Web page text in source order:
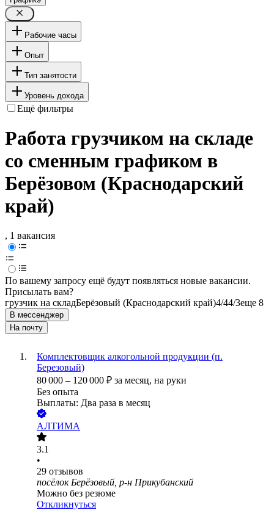
Рабочие часы
Опыт
Тип занятости
Уровень дохода
Ещё фильтры
Работа грузчиком на складе
со сменным графиком в
Берёзовом (Краснодарский
край)
, 1 вакансия
По вашему запросу ещё будут появляться новые вакансии.
Присылать вам?
грузчик на складБерёзовый (Краснодарский край)4/44/3еще 8
В мессенджер
На почту
Комплектовщик алкогольной продукции (п.
Березовый)
80 000 – 120 000 ₽ за месяц, на руки
Без опыта
Выплаты: Два раза в месяц
АЛТИМА
3.1
•
29 отзывов
посёлок Берёзовый, р-н Прикубанский
Можно без резюме
Откликнуться